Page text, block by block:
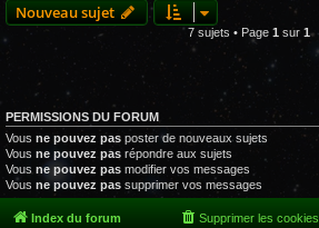
Nouveau sujet
7 sujets • Page 1 sur 1
PERMISSIONS DU FORUM
Vous ne pouvez pas poster de nouveaux sujets
Vous ne pouvez pas répondre aux sujets
Vous ne pouvez pas modifier vos messages
Vous ne pouvez pas supprimer vos messages
Index du forum Supprimer les cookies